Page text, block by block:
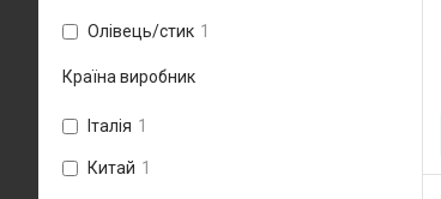
Олівець/стик 1
Країна виробник
Італія 1
Китай 1